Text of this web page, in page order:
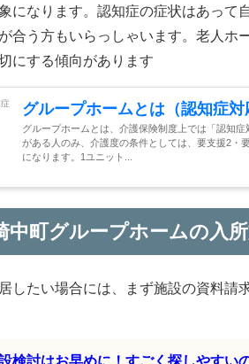
になります。認知症の症状はあっ
合う方もいらっしゃいます。老人
にする傾向があります
グループホームとは（認知症対
グループホームとは、介護保険制度上では「認知
がある人のみ、介護度の条件としては、要支援2・
になります。1ユニット...
中町グループホームの入
したい場合には、まず施設の資料請
検討はお早めに！すごく探しやすい